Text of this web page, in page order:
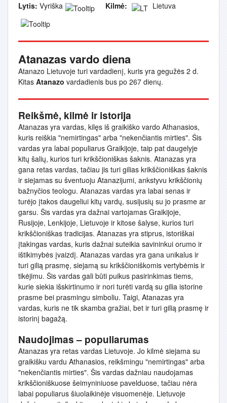
Lytis: Vyriška Kilmė: Lietuva
Atanazas vardo diena
Atanazo Lietuvoje turi vardadienį, kuris yra gegužės 2 d.
Kitas Atanazo vardadienis bus po 267 dienų.
Reikšmė, kilmė ir istorija
Atanazas yra vardas, kilęs iš graikiško vardo Athanasios,
kuris reiškia "nemirtingas" arba "nekenčiantis mirties". Šis
vardas yra labai populiarus Graikijoje, taip pat daugelyje
kitų šalių, kurios turi krikščioniškas šaknis. Atanazas yra
gana retas vardas, tačiau jis turi gilias krikščioniškas šaknis
ir siejamas su šventuoju Atanazijumi, ankstyvu krikščionių
bažnyčios teologu. Atanazas vardas yra labai senas ir
turėjo įtakos daugeliui kitų vardų, susijusių su jo prasme ar
garsu. Šis vardas yra dažnai vartojamas Graikijoje,
Rusijoje, Lenkijoje, Lietuvoje ir kitose šalyse, kurios turi
krikščioniškas tradicijas. Atanazas yra stiprus, istoriškai
įtakingas vardas, kuris dažnai suteikia savininkui orumo ir
ištikimybės įvaizdį. Atanazas vardas yra gana unikalus ir
turi gilią prasmę, siejamą su krikščioniškomis vertybėmis ir
tikėjimu. Šis vardas gali būti puikus pasirinkimas tiems,
kurie siekia išskirtinumo ir nori turėti vardą su gilia istorine
prasme bei prasmingu simboliu. Taigi, Atanazas yra
vardas, kuris ne tik skamba gražiai, bet ir turi gilią prasmę ir
istorinį bagažą.
Naudojimas – populiarumas
Atanazas yra retas vardas Lietuvoje. Jo kilmė siejama su
graikišku vardu Athanasios, reikšmingu "nemirtingas" arba
"nekenčiantis mirties". Šis vardas dažniau naudojamas
krikščioniškuose šeimyniniuose pavelduose, tačiau nėra
labai populiarus šiuolaikinėje visuomenėje. Lietuvoje